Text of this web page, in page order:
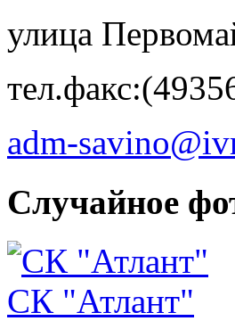
улица
adm-
Случайное
СК "Атлант"